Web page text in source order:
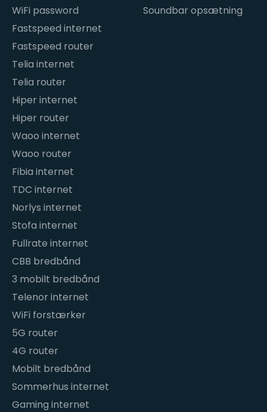
WiFi password
Fastspeed internet
Fastspeed router
Telia internet
Telia router
Hiper internet
Hiper router
Waoo internet
Waoo router
Fibia internet
TDC internet
Norlys internet
Stofa internet
Fullrate internet
CBB bredbånd
3 mobilt bredbånd
Telenor internet
WiFi forstærker
5G router
4G router
Mobilt bredbånd
Sommerhus internet
Gaming internet
Soundbar opsætning